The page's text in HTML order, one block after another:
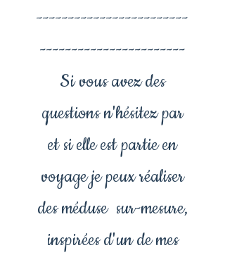
------------------------
-----------------------
Si vous avez des
questions n'hésitez par
et si elle est partie en
voyage je peux réaliser
des méduse sur-mesure,
inspirées d'un de mes